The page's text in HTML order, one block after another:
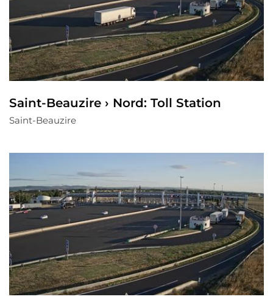
Saint-Beauzire › Nord: Toll Station
Saint-Beauzire